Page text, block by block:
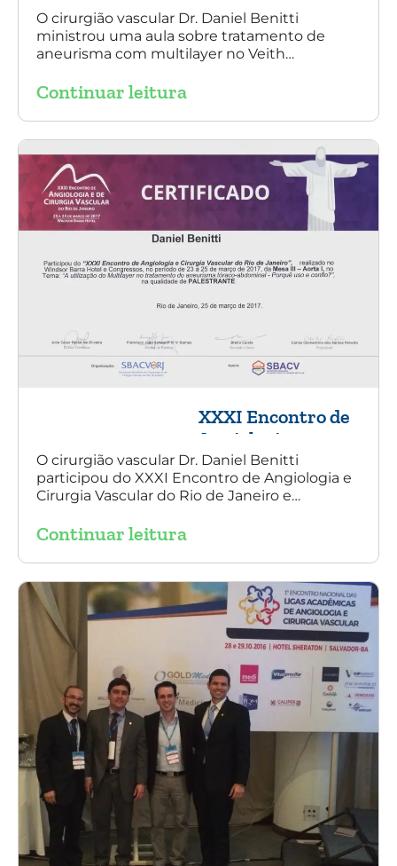
O cirurgião vascular Dr. Daniel Benitti
ministrou uma aula sobre tratamento de
aneurisma com multilayer no Veith
Continuar leitura
XXXI Encontro de
Angiologia e
Cirurgia Vascular
do Rio de Janeiro
O cirurgião vascular Dr. Daniel Benitti
participou do XXXI Encontro de Angiologia e
Cirurgia Vascular do Rio de Janeiro e
multilayer no tratamento de aneurisma
Continuar leitura